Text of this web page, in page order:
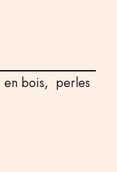
en bois, perles